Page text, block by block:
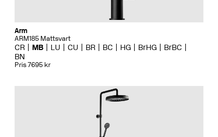
Arm
ARM185 Mattsvart
CR MB LU CU BR BC HG BrHG
BrBC
BN
Pris 7695 kr